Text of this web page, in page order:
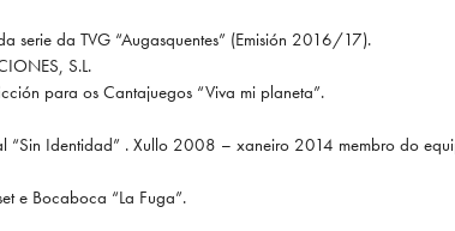
serie da TVG “Augasquentes” (Emisión 2016/17).
S.L.
para os Cantajuegos “Viva mi planeta”.
“Sin Identidad” . Xullo 2008 – xaneiro 2014 membro do
e Bocaboca “La Fuga”.